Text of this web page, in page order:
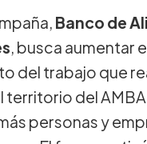
Banco de
, busca aumentar
del trabajo que
territorio del
personas y